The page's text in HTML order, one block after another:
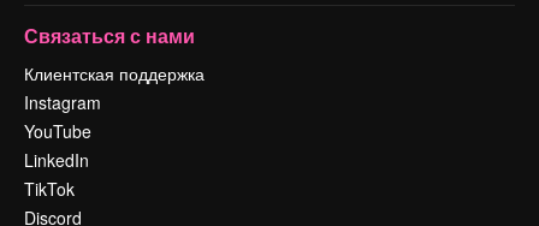
Связаться с нами
Клиентская поддержка
Instagram
YouTube
LinkedIn
TikTok
Discord